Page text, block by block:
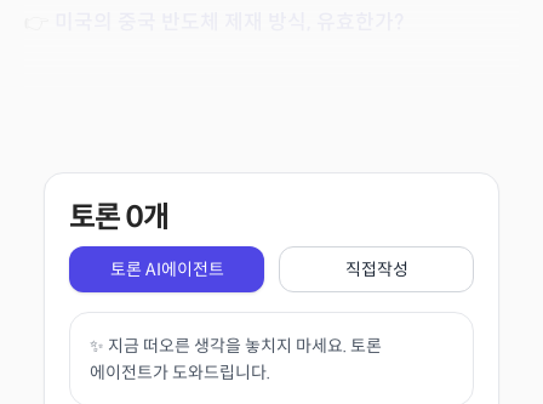
토론0개
토론 AI에이전트 직접작성
✨ 지금 떠오른 생각을 놓치지 마세요. 토론
에이전트가 도와드립니다.